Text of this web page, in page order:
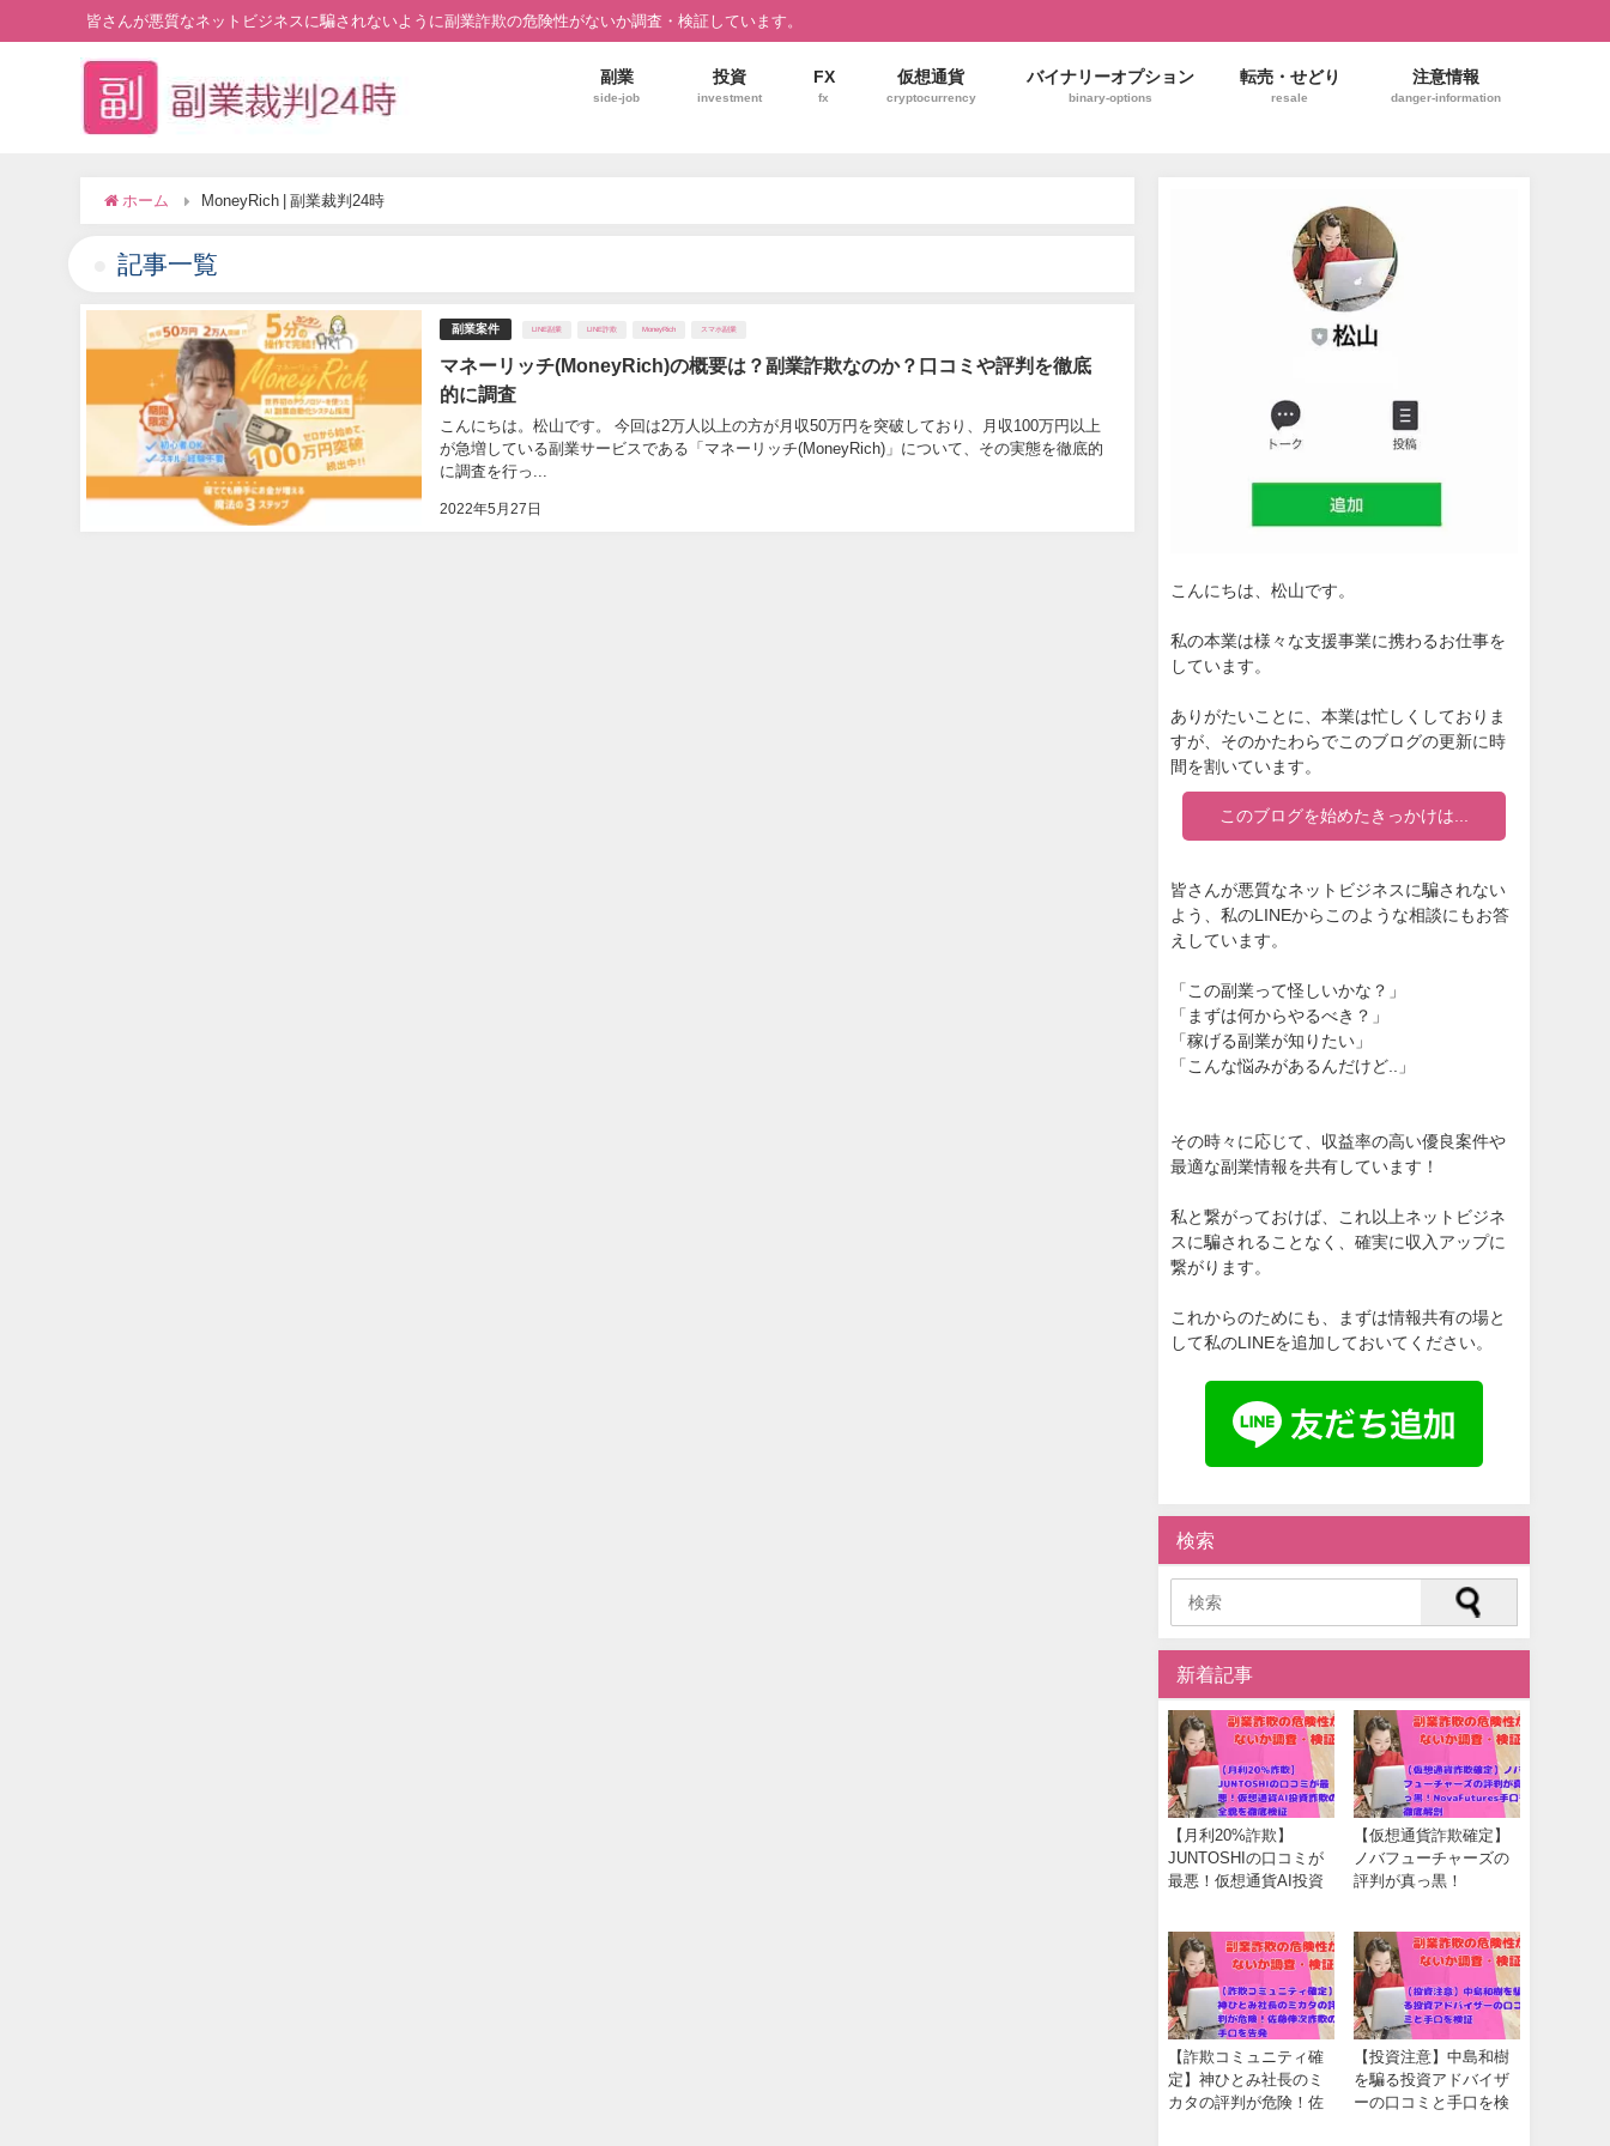
皆さんが悪質なネットビジネスに騙されないように副業詐欺の危険性がないか調査・検証しています。
副業
side-job
投資
investment
FX
fx
仮想通貨
cryptocurrency
バイナリーオプション
binary-options
転売・せどり
resale
注意情報
danger-information
ホーム MoneyRich | 副業裁判24時
記事一覧
副業案件 LINE副業 LINE詐欺 MoneyRich スマホ副業
マネーリッチ(MoneyRich)の概要は？副業詐欺なのか？口コミや評判を徹底
的に調査
2022年5月27日
こんにちは。松山です。 今回は2万人以上の方が月収50万円を突破しており、月収100万円以上
が急増している副業サービスである「マネーリッチ(MoneyRich)」について、その実態を徹底的
に調査を行っ...
こんにちは、松山です。
私の本業は様々な支援事業に携わるお仕事を
しています。
ありがたいことに、本業は忙しくしておりま
すが、そのかたわらでこのブログの更新に時
間を割いています。
このブログを始めたきっかけは...
皆さんが悪質なネットビジネスに騙されない
よう、私のLINEからこのような相談にもお答
えしています。
「この副業って怪しいかな？」
「まずは何からやるべき？」
「稼げる副業が知りたい」
「こんな悩みがあるんだけど..」
その時々に応じて、収益率の高い優良案件や
最適な副業情報を共有しています！
私と繋がっておけば、これ以上ネットビジネ
スに騙されることなく、確実に収入アップに
繋がります。
これからのためにも、まずは情報共有の場と
して私のLINEを追加しておいてください。
検索
新着記事
【月利20%詐欺】
JUNTOSHIの口コミが
最悪！仮想通貨AI投資
【仮想通貨詐欺確定】
ノバフューチャーズの
評判が真っ黒！
【詐欺コミュニティ確
定】神ひとみ社長のミ
カタの評判が危険！佐
【投資注意】中島和樹
を騙る投資アドバイザ
ーの口コミと手口を検